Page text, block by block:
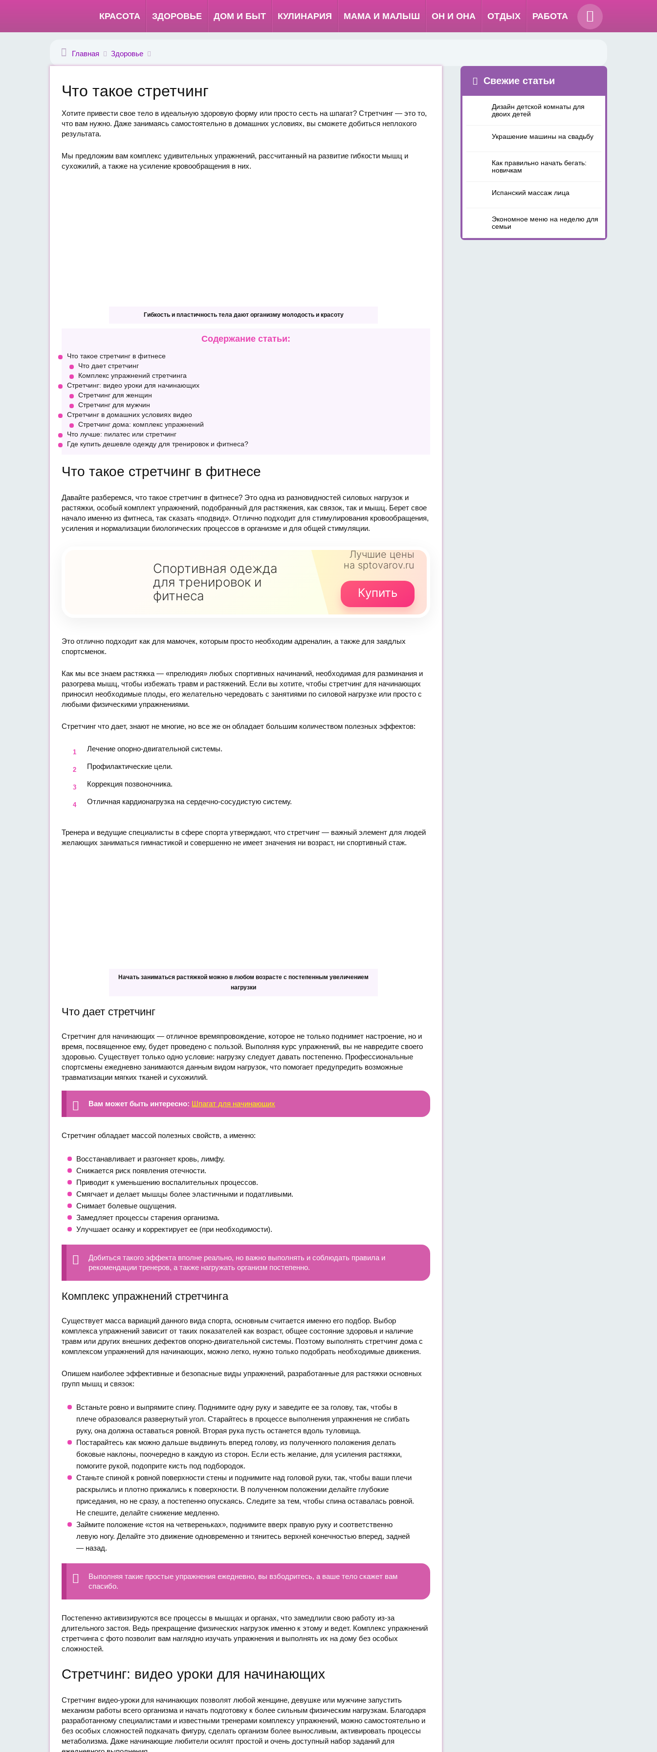
КРАСОТА ЗДОРОВЬЕ ДОМ И БЫТ КУЛИНАРИЯ МАМА И МАЛЫШ ОН И ОНА ОТДЫХ РАБОТА
Главная Здоровье
Что такое стретчинг
Хотите привести свое тело в идеальную здоровую форму или просто сесть на шпагат? Стретчинг — это то,
что вам нужно. Даже занимаясь самостоятельно в домашних условиях, вы сможете добиться неплохого
результата.
Мы предложим вам комплекс удивительных упражнений, рассчитанный на развитие гибкости мышц и
сухожилий, а также на усиление кровообращения в них.
Гибкость и пластичность тела дают организму молодость и красоту
Содержание статьи:
Что такое стретчинг в фитнесе
Что дает стретчинг
Комплекс упражнений стретчинга
Стретчинг: видео уроки для начинающих
Стретчинг для женщин
Стретчинг для мужчин
Стретчинг в домашних условиях видео
Стретчинг дома: комплекс упражнений
Что лучше: пилатес или стретчинг
Где купить дешевле одежду для тренировок и фитнеса?
Что такое стретчинг в фитнесе
Давайте разберемся, что такое стретчинг в фитнесе? Это одна из разновидностей силовых нагрузок и
растяжки, особый комплект упражнений, подобранный для растяжения, как связок, так и мышц. Берет свое
начало именно из фитнеса, так сказать «подвид». Отлично подходит для стимулирования кровообращения,
усиления и нормализации биологических процессов в организме и для общей стимуляции.
Спортивная одежда
для тренировок и
фитнеса
Лучшие цены
на sptovarov.ru
Купить
Это отлично подходит как для мамочек, которым просто необходим адреналин, а также для заядлых
спортсменок.
Как мы все знаем растяжка — «прелюдия» любых спортивных начинаний, необходимая для разминания и
разогрева мышц, чтобы избежать травм и растяжений. Если вы хотите, чтобы стретчинг для начинающих
приносил необходимые плоды, его желательно чередовать с занятиями по силовой нагрузке или просто с
любыми физическими упражнениями.
Стретчинг что дает, знают не многие, но все же он обладает большим количеством полезных эффектов:
Лечение опорно-двигательной системы.
Профилактические цели.
Коррекция позвоночника.
Отличная кардионагрузка на сердечно-сосудистую систему.
Тренера и ведущие специалисты в сфере спорта утверждают, что стретчинг — важный элемент для людей
желающих заниматься гимнастикой и совершенно не имеет значения ни возраст, ни спортивный стаж.
Начать заниматься растяжкой можно в любом возрасте с постепенным увеличением
нагрузки
Что дает стретчинг
Стретчинг для начинающих — отличное времяпровождение, которое не только поднимет настроение, но и
время, посвященное ему, будет проведено с пользой. Выполняя курс упражнений, вы не навредите своего
здоровью. Существует только одно условие: нагрузку следует давать постепенно. Профессиональные
спортсмены ежедневно занимаются данным видом нагрузок, что помогает предупредить возможные
травматизации мягких тканей и сухожилий.
Вам может быть интересно: Шпагат для начинающих
Стретчинг обладает массой полезных свойств, а именно:
Восстанавливает и разгоняет кровь, лимфу.
Снижается риск появления отечности.
Приводит к уменьшению воспалительных процессов.
Смягчает и делает мышцы более эластичными и податливыми.
Снимает болевые ощущения.
Замедляет процессы старения организма.
Улучшает осанку и корректирует ее (при необходимости).
Добиться такого эффекта вполне реально, но важно выполнять и соблюдать правила и
рекомендации тренеров, а также нагружать организм постепенно.
Комплекс упражнений стретчинга
Существует масса вариаций данного вида спорта, основным считается именно его подбор. Выбор
комплекса упражнений зависит от таких показателей как возраст, общее состояние здоровья и наличие
травм или других внешних дефектов опорно-двигательной системы. Поэтому выполнять стретчинг дома с
комплексом упражнений для начинающих, можно легко, нужно только подобрать необходимые движения.
Опишем наиболее эффективные и безопасные виды упражнений, разработанные для растяжки основных
групп мышц и связок:
Встаньте ровно и выпрямите спину. Поднимите одну руку и заведите ее за голову, так, чтобы в
плече образовался развернутый угол. Старайтесь в процессе выполнения упражнения не сгибать
руку, она должна оставаться ровной. Вторая рука пусть останется вдоль туловища.
Постарайтесь как можно дальше выдвинуть вперед голову, из полученного положения делать
боковые наклоны, поочередно в каждую из сторон. Если есть желание, для усиления растяжки,
помогите рукой, подоприте кисть под подбородок.
Станьте спиной к ровной поверхности стены и поднимите над головой руки, так, чтобы ваши плечи
раскрылись и плотно прижались к поверхности. В полученном положении делайте глубокие
приседания, но не сразу, а постепенно опускаясь. Следите за тем, чтобы спина оставалась ровной.
Не спешите, делайте снижение медленно.
Займите положение «стоя на четвереньках», поднимите вверх правую руку и соответственно
левую ногу. Делайте это движение одновременно и тянитесь верхней конечностью вперед, задней
— назад.
Выполняя такие простые упражнения ежедневно, вы взбодритесь, а ваше тело скажет вам
спасибо.
Постепенно активизируются все процессы в мышцах и органах, что замедлили свою работу из-за
длительного застоя. Ведь прекращение физических нагрузок именно к этому и ведет. Комплекс упражнений
стретчинга с фото позволит вам наглядно изучать упражнения и выполнять их на дому без особых
сложностей.
Стретчинг: видео уроки для начинающих
Стретчинг видео-уроки для начинающих позволят любой женщине, девушке или мужчине запустить
механизм работы всего организма и начать подготовку к более сильным физическим нагрузкам. Благодаря
разработанному специалистами и известными тренерами комплексу упражнений, можно самостоятельно и
без особых сложностей подкачать фигуру, сделать организм более выносливым, активировать процессы
метаболизма. Даже начинающие любители осилят простой и очень доступный набор заданий для
Свежие статьи
Дизайн детской комнаты для
двоих детей
Украшение машины на свадьбу
Как правильно начать бегать:
новичкам
Испанский массаж лица
Экономное меню на неделю для
семьи